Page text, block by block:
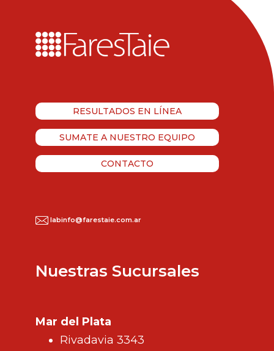
RESULTADOS EN LÍNEA
SUMATE A NUESTRO EQUIPO
CONTACTO
labinfo@farestaie.com.ar
Nuestras Sucursales
Mar del Plata
Rivadavia 3343